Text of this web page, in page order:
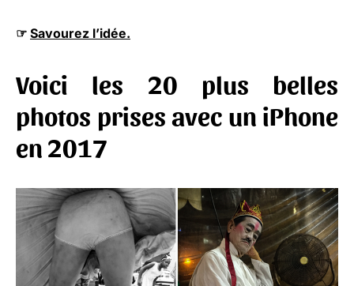
☞ Savourez l’idée.
Voici les 20 plus belles
photos prises avec un iPhone
en 2017